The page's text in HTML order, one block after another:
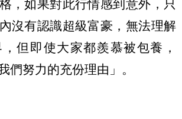
，如果對此行情感到意外，只
沒有認識超級富豪，無法理解
但即使大家都羨慕被包養，
們努力的充份理由」。